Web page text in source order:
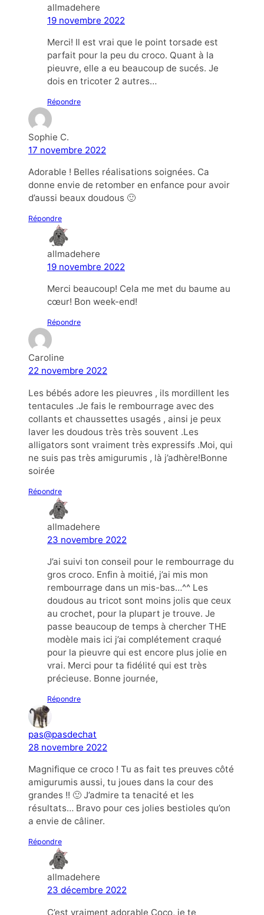
allmadehere
19 novembre 2022
Merci! Il est vrai que le point torsade est
parfait pour la peu du croco. Quant à la
pieuvre, elle a eu beaucoup de sucés. Je
dois en tricoter 2 autres…
Répondre
Sophie C.
17 novembre 2022
Adorable ! Belles réalisations soignées. Ca
donne envie de retomber en enfance pour avoir
d’aussi beaux doudous 🙂
Répondre
allmadehere
19 novembre 2022
Merci beaucoup! Cela me met du baume au
cœur! Bon week-end!
Répondre
Caroline
22 novembre 2022
Les bébés adore les pieuvres , ils mordillent les
tentacules .Je fais le rembourrage avec des
collants et chaussettes usagés , ainsi je peux
laver les doudous très très souvent .Les
alligators sont vraiment très expressifs .Moi, qui
ne suis pas très amigurumis , là j’adhère!Bonne
soirée
Répondre
allmadehere
23 novembre 2022
J’ai suivi ton conseil pour le rembourrage du
gros croco. Enfin à moitié, j’ai mis mon
rembourrage dans un mis-bas…^^ Les
doudous au tricot sont moins jolis que ceux
au crochet, pour la plupart je trouve. Je
passe beaucoup de temps à chercher THE
modèle mais ici j’ai complétement craqué
pour la pieuvre qui est encore plus jolie en
vrai. Merci pour ta fidélité qui est très
précieuse. Bonne journée,
Répondre
pas@pasdechat
28 novembre 2022
Magnifique ce croco ! Tu as fait tes preuves côté
amigurumis aussi, tu joues dans la cour des
grandes !! 🙂 J’admire ta tenacité et les
résultats… Bravo pour ces jolies bestioles qu’on
a envie de câliner.
Répondre
allmadehere
23 décembre 2022
C’est vraiment adorable Coco, je te